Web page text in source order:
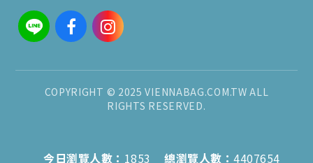
COPYRIGHT © 2025 VIENNABAG.COM.TW ALL
RIGHTS RESERVED.
今日瀏覽人數： 1853 總瀏覽人數：4407654